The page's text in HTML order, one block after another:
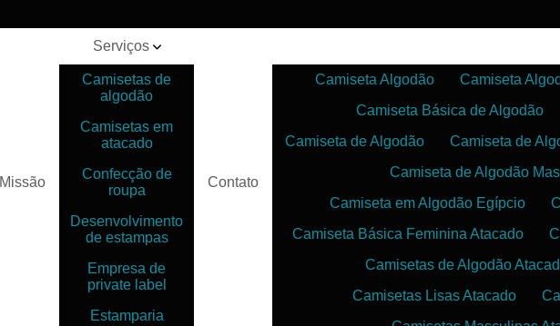
Missão
Serviços
Camisetas de
algodão
Camisetas em
atacado
Confecção de
roupa
Desenvolvimento
de estampas
Empresa de
private label
Estamparia
Contato
Camiseta Algodão Camiseta
Camiseta Básica de Algodão
Camiseta de Algodão
Camiseta de
Camiseta de Algodão
Camiseta em Algodão Egípcio
Camiseta Básica Feminina Atacado
Camisetas de Algodão
Camisetas Lisas Atacado